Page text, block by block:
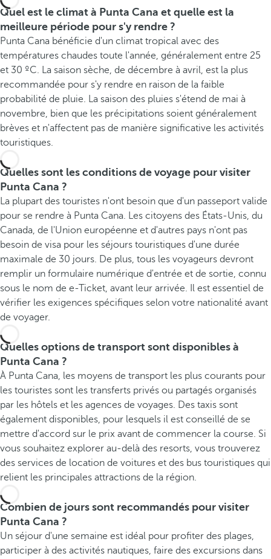
Quel est le climat à Punta Cana et quelle est la
meilleure période pour s'y rendre ?
Punta Cana bénéficie d'un climat tropical avec des
températures chaudes toute l'année, généralement entre 25
et 30 ºC. La saison sèche, de décembre à avril, est la plus
recommandée pour s'y rendre en raison de la faible
probabilité de pluie. La saison des pluies s'étend de mai à
novembre, bien que les précipitations soient généralement
brèves et n'affectent pas de manière significative les activités
touristiques.
Quelles sont les conditions de voyage pour visiter
Punta Cana ?
La plupart des touristes n'ont besoin que d'un passeport valide
pour se rendre à Punta Cana. Les citoyens des États-Unis, du
Canada, de l'Union européenne et d'autres pays n'ont pas
besoin de visa pour les séjours touristiques d'une durée
maximale de 30 jours. De plus, tous les voyageurs devront
remplir un formulaire numérique d'entrée et de sortie, connu
sous le nom de e-Ticket, avant leur arrivée. Il est essentiel de
vérifier les exigences spécifiques selon votre nationalité avant
de voyager.
Quelles options de transport sont disponibles à
Punta Cana ?
À Punta Cana, les moyens de transport les plus courants pour
les touristes sont les transferts privés ou partagés organisés
par les hôtels et les agences de voyages. Des taxis sont
également disponibles, pour lesquels il est conseillé de se
mettre d'accord sur le prix avant de commencer la course. Si
vous souhaitez explorer au-delà des resorts, vous trouverez
des services de location de voitures et des bus touristiques qui
relient les principales attractions de la région.
Combien de jours sont recommandés pour visiter
Punta Cana ?
Un séjour d'une semaine est idéal pour profiter des plages,
participer à des activités nautiques, faire des excursions dans